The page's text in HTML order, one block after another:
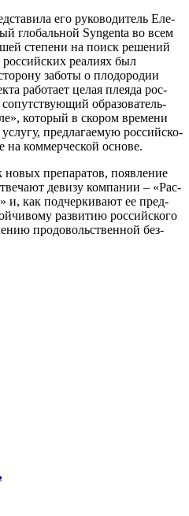
его руко­во­ди­тель Еле­
гло­баль­ной Syngenta во всем
сте­пе­ни на поиск реше­ний
реа­ли­ях был
забо­ты о пло­до­ро­дии
рабо­та­ет целая пле­я­да рос­
обра­зо­ва­тель­
кото­рый в ско­ром вре­ме­ни
пред­ла­га­е­мую рос­сий­ско­
ком­мер­че­ской основе.
пре­па­ра­тов, появ­ле­ние
деви­зу ком­па­нии – «Рас­
и, как под­чер­ки­ва­ют ее пред­
раз­ви­тию рос­сий­ско­го
про­до­воль­ствен­ной без­